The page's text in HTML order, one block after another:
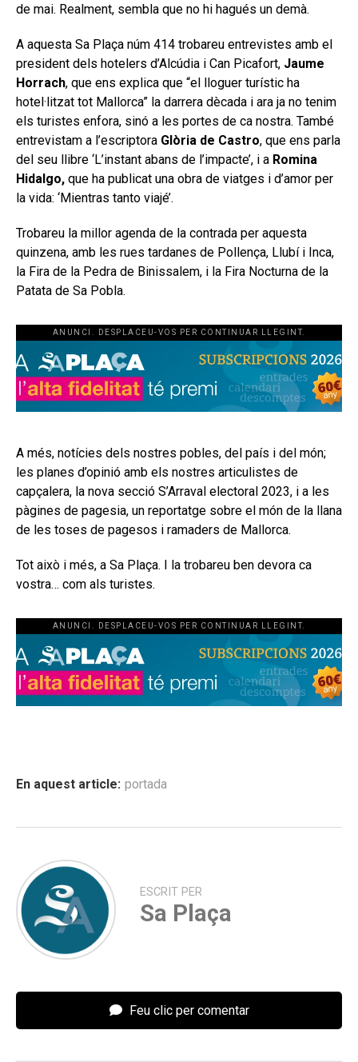
de mai. Realment, sembla que no hi hagués un demà.
A aquesta Sa Plaça núm 414 trobareu entrevistes amb el
president dels hotelers d’Alcúdia i Can Picafort, Jaume
Horrach, que ens explica que “el lloguer turístic ha
hotel·litzat tot Mallorca” la darrera dècada i ara ja no tenim
els turistes enfora, sinó a les portes de ca nostra. També
entrevistam a l’escriptora Glòria de Castro, que ens parla
del seu llibre ‘L’instant abans de l’impacte’, i a Romina
Hidalgo, que ha publicat una obra de viatges i d’amor per
la vida: ‘Mientras tanto viajé’.
Trobareu la millor agenda de la contrada per aquesta
quinzena, amb les rues tardanes de Pollença, Llubí i Inca,
la Fira de la Pedra de Binissalem, i la Fira Nocturna de la
Patata de Sa Pobla.
ANUNCI. DESPLACEU-VOS PER CONTINUAR LLEGINT.
A més, notícies dels nostres pobles, del país i del món;
les planes d’opinió amb els nostres articulistes de
capçalera, la nova secció S’Arraval electoral 2023, i a les
pàgines de pagesia, un reportatge sobre el món de la llana
de les toses de pagesos i ramaders de Mallorca.
Tot això i més, a Sa Plaça. I la trobareu ben devora ca
vostra… com als turistes.
ANUNCI. DESPLACEU-VOS PER CONTINUAR LLEGINT.
En aquest article: portada
ESCRIT PER
Sa Plaça
Feu clic per comentar